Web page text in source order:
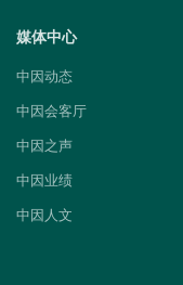
媒体中心
中因动态
中因会客厅
中因之声
中因业绩
中因人文